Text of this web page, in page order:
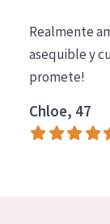
Essentials
Lift+
Expert
Realmente
asequible y
promete!
Chloe, 47